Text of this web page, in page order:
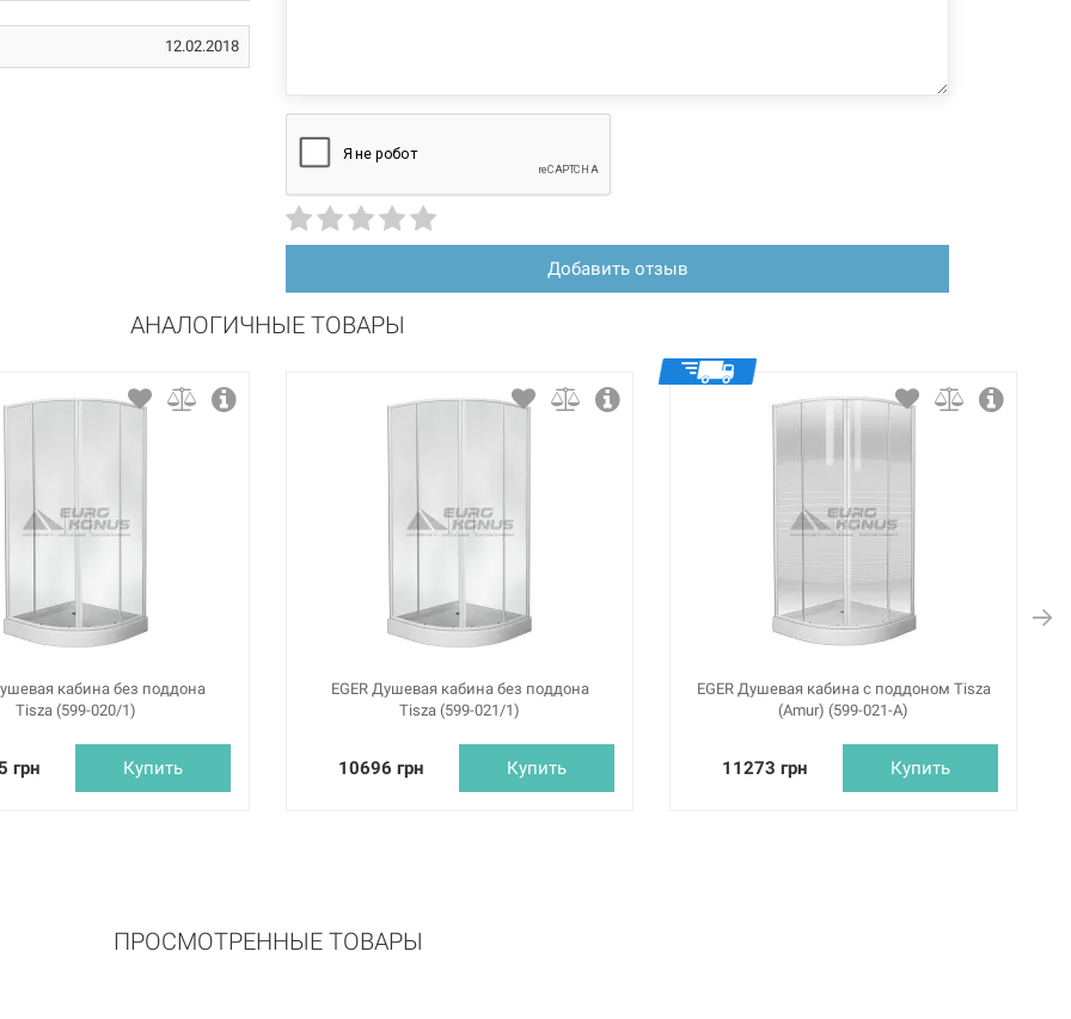
раздвижной
производителем изменения, магазин ответственности не несет.
12.02.2018
Добавить отзыв
АНАЛОГИЧНЫЕ ТОВАРЫ
кабина без поддона
Tisza (599-020/1)
грн Купить
EGER Душевая кабина без поддона
Tisza (599-021/1)
10696 грн Купить
EGER Душевая кабина с поддоном Tisza
(Amur) (599-021-A)
11273 грн Купить
ПРОСМОТРЕННЫЕ ТОВАРЫ